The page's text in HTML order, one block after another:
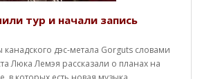
тур и начали запись
дэс-метала Gorguts словами
Люка Лемэя рассказали о планах на